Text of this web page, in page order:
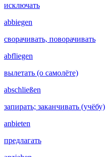
исключать
abbiegen
сворачивать, поворачивать
abfliegen
вылетать (о самолёте)
abschließen
запирать; заканчивать (учёбу)
anbieten
предлагать